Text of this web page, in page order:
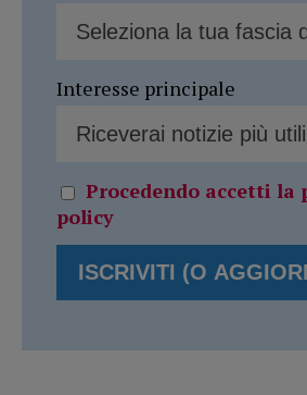
Interesse principale
Procedendo accetti la
policy